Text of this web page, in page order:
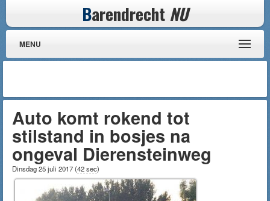
Barendrecht NU
MENU
Auto komt rokend tot
stilstand in bosjes na
ongeval Dierensteinweg
Dinsdag 25 juli 2017(42 sec)